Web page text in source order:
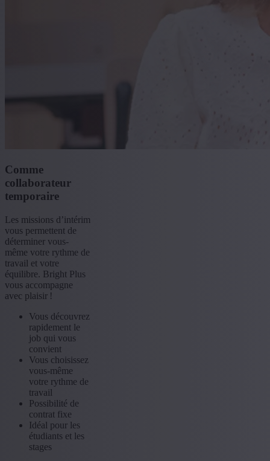
Comme
collaborateur
temporaire
Les missions d’intérim
vous permettent de
déterminer vous-
même votre rythme de
travail et votre
équilibre. Bright Plus
vous accompagne
avec plaisir !
Vous découvrez
rapidement le
job qui vous
convient
Vous choisissez
vous-même
votre rythme de
travail
Possibilité de
contrat fixe
Idéal pour les
étudiants et les
stages